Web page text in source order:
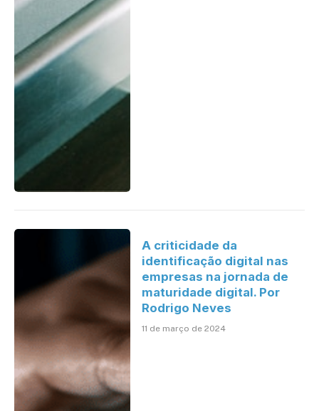
A criticidade da
identificação digital nas
empresas na jornada de
maturidade digital. Por
Rodrigo Neves
11 de março de 2024